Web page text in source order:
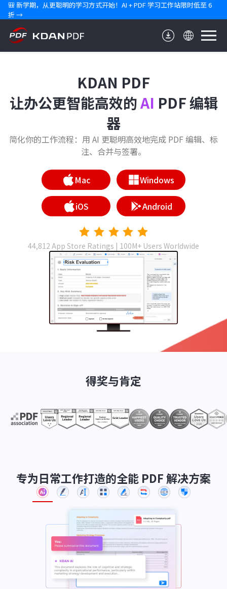
🎒 新学期，从更聪明的学习方式开始！AI + PDF 学习工作站限时低至 6
折 →
KDAN PDF
让办公更智能高效的AI PDF 编辑
器
简化你的工作流程：用 AI 更聪明高效地完成 PDF 编辑、标
注、合并与签署。
Mac Windows
iOS Android
44,812 App Store Ratings | 100M+ Users Worldwide
得奖与肯定
专为日常工作打造的全能 PDF 解决方案